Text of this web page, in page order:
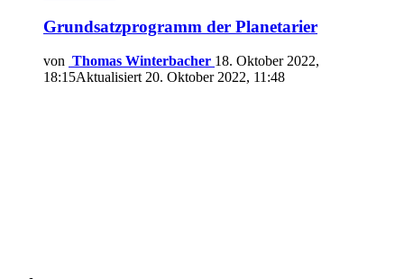
Grundsatzprogramm der Planetarier
von Thomas Winterbacher 18. Oktober 2022,
18:15Aktualisiert 20. Oktober 2022, 11:48